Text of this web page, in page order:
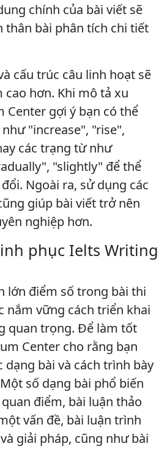
chính của bài viết sẽ
thân bài phân tích chi tiết
cấu trúc câu linh hoạt sẽ
hơn. Khi mô tả xu
Center gợi ý bạn có thể
"increase", "rise",
các trạng từ như
"slightly" để thể
Ngoài ra, sử dụng các
giúp bài viết trở nên
nghiệp hơn.
phục Ielts Writing
lớn điểm số trong bài thi
nắm vững cách triển khai
quan trọng. Để làm tốt
Center cho rằng bạn
dạng bài và cách trình bày
số dạng bài phổ biến
điểm, bài luận thảo
vấn đề, bài luận trình
giải pháp, cũng như bài